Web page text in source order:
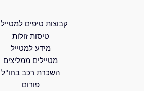
קבוצות טיפים למטיילים
טיסות זולות
מידע למטייל
מטיילים ממליצים
השכרת רכב בחו"ל
פורום